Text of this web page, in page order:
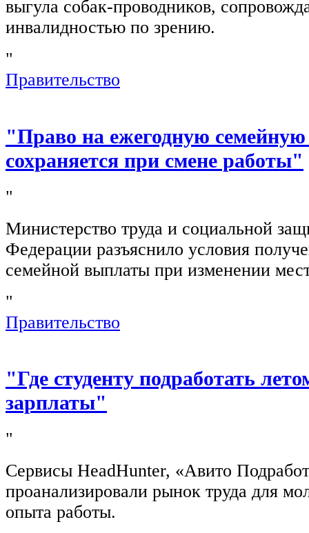
выгула собак-проводников,
инвалидностью по зрению.
"
Правительство
"Право на ежегодную
сохраняется при смене работы"
"
Министерство труда и социальной
Федерации разъяснило условия
семейной выплаты при изменении
"
Правительство
"Где студенту подработать
зарплаты"
"
Сервисы HeadHunter, «Авито
проанализировали рынок труда для
опыта работы.